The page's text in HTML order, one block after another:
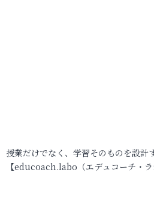
授業だけでなく、学習そのものを設計
【educoach.labo（エデュコーチ・